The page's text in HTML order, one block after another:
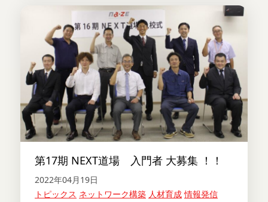
第17期 NEXT道場 入門者 大募集 ！！
2022年04月19日
トピックス ネットワーク構築 人材育成 情報発信